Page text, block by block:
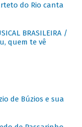
do Rio canta
BRASILEIRA /
quem te vê
de Búzios e sua